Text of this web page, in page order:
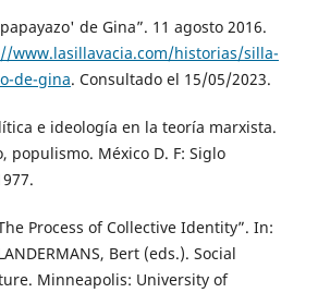
de Gina”. 11 agosto 2016.
www.lasillavacia.com/historias/silla-
de-gina. Consultado el 15/05/2023.
e ideología en la teoría marxista.
populismo. México D. F: Siglo
Process of Collective Identity”. In:
Bert (eds.). Social
Minneapolis: University of